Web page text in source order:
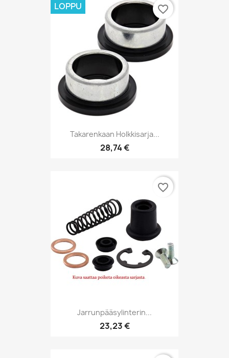
Takarenkaan Holkkisarja...
28,74 €
LOPPU favorite_border
Jarrunpääsylinterin...
23,23 €
favorite_border